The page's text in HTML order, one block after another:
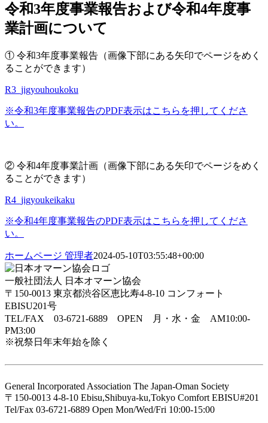
令和3年度事業報告および令和4年度事
業計画について
① 令和3年度事業報告（画像下部にある矢印でページをめく
ることができます）
R3_jigyouhoukoku
※令和3年度事業報告のPDF表示はこちらを押してくださ
い。
② 令和4年度事業計画（画像下部にある矢印でページをめく
ることができます）
R4_jigyoukeikaku
※令和4年度事業報告のPDF表示はこちらを押してくださ
い。
ホームページ 管理者2024-05-10T03:55:48+00:00
一般社団法人 日本オマーン協会
〒150-0013 東京都渋谷区恵比寿4-8-10 コンフォート
EBISU201号
TEL/FAX 03-6721-6889 OPEN 月・水・金 AM10:00-
PM3:00
※祝祭日年末年始を除く
General Incorporated Association The Japan-Oman Society
〒150-0013 4-8-10 Ebisu,Shibuya-ku,Tokyo Comfort EBISU#201
Tel/Fax 03-6721-6889 Open Mon/Wed/Fri 10:00-15:00